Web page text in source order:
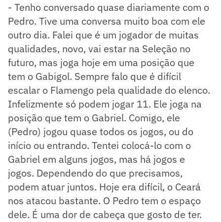
- Tenho conversado quase diariamente com o
Pedro. Tive uma conversa muito boa com ele
outro dia. Falei que é um jogador de muitas
qualidades, novo, vai estar na Seleção no
futuro, mas joga hoje em uma posição que
tem o Gabigol. Sempre falo que é difícil
escalar o Flamengo pela qualidade do elenco.
Infelizmente só podem jogar 11. Ele joga na
posição que tem o Gabriel. Comigo, ele
(Pedro) jogou quase todos os jogos, ou do
início ou entrando. Tentei colocá-lo com o
Gabriel em alguns jogos, mas há jogos e
jogos. Dependendo do que precisamos,
podem atuar juntos. Hoje era difícil, o Ceará
nos atacou bastante. O Pedro tem o espaço
dele. É uma dor de cabeça que gosto de ter.